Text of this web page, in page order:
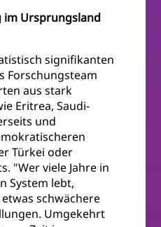
Ursprungsland
signifikanten
Forschungsteam
aus stark
Eritrea, Saudi-
und
Türkei oder
"Wer viele Jahre in
System lebt,
schwächere
Umgekehrt